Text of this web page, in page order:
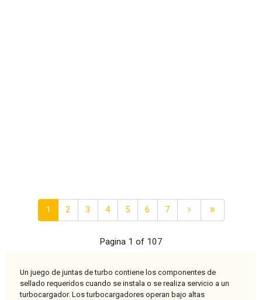
1 2 3 4 5 6 7
Pagina 1 of 107
Un juego de juntas de turbo contiene los componentes de
sellado requeridos cuando se instala o se realiza servicio a un
turbocargador. Los turbocargadores operan bajo altas